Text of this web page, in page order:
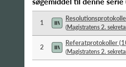
1
(Magistratens 2.
2
Referatprotokoller(
(Magistratens 2.